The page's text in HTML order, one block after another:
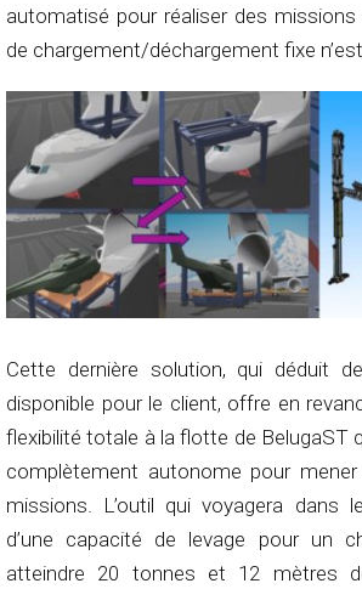
automatisé pour réaliser des
de chargement/déchargement fixe
Cette dernière solution, qui déduit
disponible pour le client, offre en
flexibilité totale à la flotte de BelugaST
complètement autonome pour
missions. L’outil qui voyagera dans
d’une capacité de levage pour un
atteindre 20 tonnes et 12 mètres